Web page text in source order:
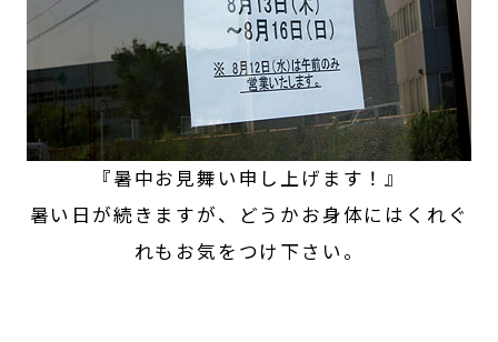
『暑中お見舞い申し上げます！』
暑い日が続きますが、どうかお身体にはくれぐ
れもお気をつけ下さい。